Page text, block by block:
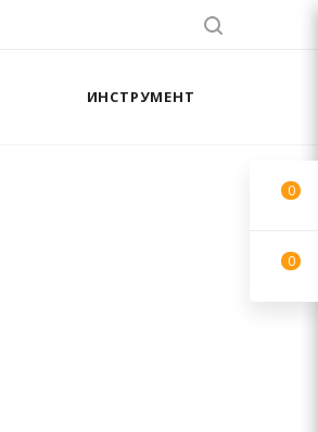
ИНСТРУМЕНТ
0
0